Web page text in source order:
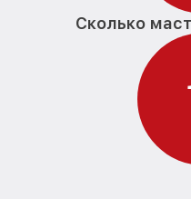
Сколько